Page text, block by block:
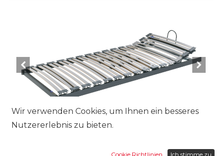
Wir verwenden Cookies, um Ihnen ein besseres
Nutzererlebnis zu bieten.
Cookie Richtlinien Ich stimme zu